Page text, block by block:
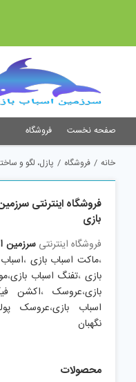
صفحه نخست فروشگاه
خانه / فروشگاه / پازل، لگو و
فروشگاه اینترنتی
بازی
فروشگاه اینترنتیسرزمین
،ماکت اسباب بازی ،
بازی،تفنگ اسباب بازی،
بازی،عروسک،اکشن
اسباب بازی،عروسک
نگهبان
محصولات